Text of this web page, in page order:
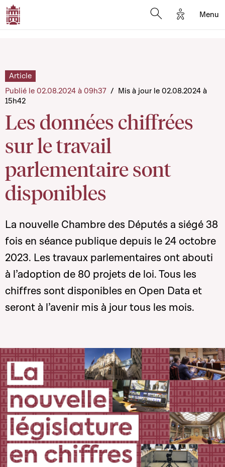
Options
Menu
Les données chiffrées
sur le travail
parlementaire sont
disponibles
Article
Publié le 02.08.2024 à 09h37 / Mis à jour le 02.08.2024 à
15h42
La nouvelle Chambre des Députés a siégé 38
fois en séance publique depuis le 24 octobre
2023. Les travaux parlementaires ont abouti
à l’adoption de 80 projets de loi. Tous les
chiffres sont disponibles en Open Data et
seront à l’avenir mis à jour tous les mois.